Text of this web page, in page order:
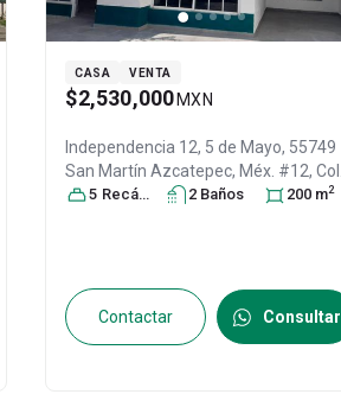
CASA VENTA
$2,530,000 MXN
Independencia 12, 5 de Mayo, 55749
San Martín Azcatepec, Méx. #12, Col.
Villa del Real, Tecámac, México,
5 Recámara s 2 Baños 200 m2
Contactar Consultar